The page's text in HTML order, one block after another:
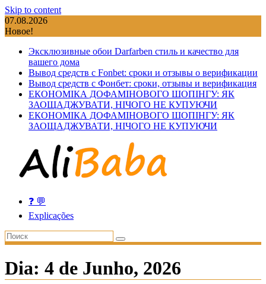
Skip to content
07.08.2026
Новое!
Эксклюзивные обои Darfarben стиль и качество для
вашего дома
Вывод средств с Fonbet: сроки и отзывы о верификации
Вывод средств с Фонбет: сроки, отзывы и верификация
ЕКОНОМІКА ДОФАМІНОВОГО ШОПІНГУ: ЯК
ЗАОЩАДЖУВАТИ, НІЧОГО НЕ КУПУЮЧИ
ЕКОНОМІКА ДОФАМІНОВОГО ШОПІНГУ: ЯК
ЗАОЩАДЖУВАТИ, НІЧОГО НЕ КУПУЮЧИ
❓ 💬
Explicações
Dia: 4 de Junho, 2026